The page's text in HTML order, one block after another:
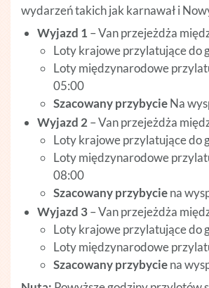
wydarzeń takich jak karnawał i
Wyjazd 1 – Van przejeżdża
Loty krajowe przylatujące do
Loty międzynarodowe
05:00
Szacowany przybycieNa
Wyjazd 2 – Van przejeżdża
Loty krajowe przylatujące do
Loty międzynarodowe
08:00
Szacowany przybyciena
Wyjazd 3– Van przejeżdża
Loty krajowe przylatujące do
Loty międzynarodowe
Szacowany przybyciena